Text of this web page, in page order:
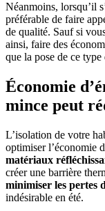
Néanmoins, lorsqu’il
préférable de faire
de qualité. Sauf si
ainsi, faire des
que la pose de ce
Économie
mince peut
L’isolation de votre
optimiser l’économie
matériaux
créer une barrière
minimiser les pertes
indésirable en été.